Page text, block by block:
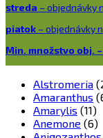
streda – objednávky
piatok – objednávky
Min. množstvo obj.
Alstromeria
Amaranthus
Amarylis (11)
Anemone (6)